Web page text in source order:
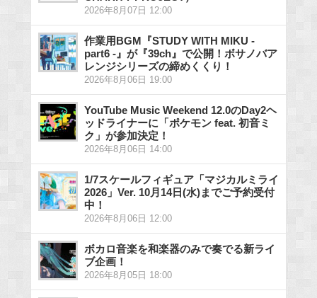
2026年8月07日 12:00
作業用BGM『STUDY WITH MIKU -
part6 -』が『39ch』で公開！ボサノバア
レンジシリーズの締めくくり！
2026年8月06日 19:00
YouTube Music Weekend 12.0のDay2ヘ
ッドライナーに「ポケモン feat. 初音ミ
ク」が参加決定！
2026年8月06日 14:00
1/7スケールフィギュア「マジカルミライ
2026」Ver. 10月14日(水)までご予約受付
中！
2026年8月06日 12:00
ボカロ音楽を和楽器のみで奏でる新ライ
ブ企画！
2026年8月05日 18:00